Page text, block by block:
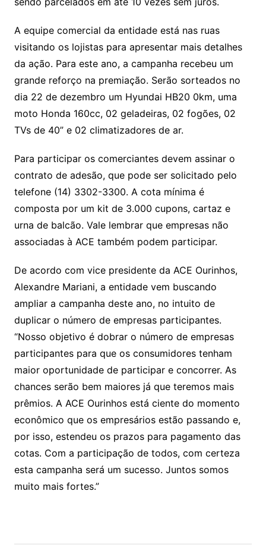
A equipe comercial da entidade está nas ruas
visitando os lojistas para apresentar mais detalhes
da ação. Para este ano, a campanha recebeu um
grande reforço na premiação. Serão sorteados no
dia 22 de dezembro um Hyundai HB20 0km, uma
moto Honda 160cc, 02 geladeiras, 02 fogões, 02
TVs de 40” e 02 climatizadores de ar.
Para participar os comerciantes devem assinar o
contrato de adesão, que pode ser solicitado pelo
telefone (14) 3302-3300. A cota mínima é
composta por um kit de 3.000 cupons, cartaz e
urna de balcão. Vale lembrar que empresas não
associadas à ACE também podem participar.
De acordo com vice presidente da ACE Ourinhos,
Alexandre Mariani, a entidade vem buscando
ampliar a campanha deste ano, no intuito de
duplicar o número de empresas participantes.
“Nosso objetivo é dobrar o número de empresas
participantes para que os consumidores tenham
maior oportunidade de participar e concorrer. As
chances serão bem maiores já que teremos mais
prêmios. A ACE Ourinhos está ciente do momento
econômico que os empresários estão passando e,
por isso, estendeu os prazos para pagamento das
cotas. Com a participação de todos, com certeza
esta campanha será um sucesso. Juntos somos
muito mais fortes.”